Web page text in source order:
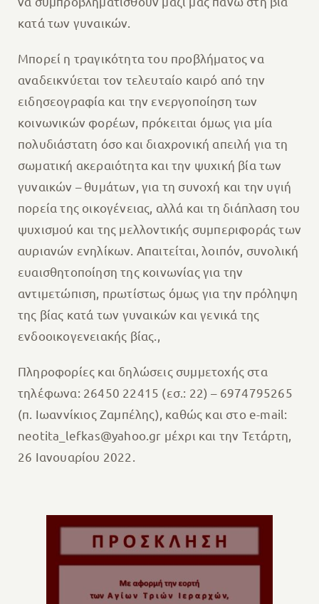
κατά των γυναικών.
Μπορεί η τραγικότητα του προβλήματος να
αναδεικνύεται τον τελευταίο καιρό από την
ειδησεογραφία και την ενεργοποίηση των
κοινωνικών φορέων, πρόκειται όμως για μία
πολυδιάστατη όσο και διαχρονική απειλή για τη
σωματική ακεραιότητα και την ψυχική βία των
γυναικών – θυμάτων, για τη συνοχή και την υγιή
πορεία της οικογένειας, αλλά και τη διάπλαση του
ψυχισμού και της μελλοντικής συμπεριφοράς των
αυριανών ενηλίκων. Απαιτείται, λοιπόν, συνολική
ευαισθητοποίηση της κοινωνίας για την
αντιμετώπιση, πρωτίστως όμως για την πρόληψη
της βίας κατά των γυναικών και γενικά της
ενδοοικογενειακής βίας.,
Πληροφορίες και δηλώσεις συμμετοχής στα
τηλέφωνα: 26450 22415 (εσ.: 22) – 6974795265
(π. Ιωαννίκιος Ζαμπέλης), καθώς και στο e-mail:
neotita_lefkas@yahoo.gr μέχρι και την Τετάρτη,
26 Ιανουαρίου 2022.